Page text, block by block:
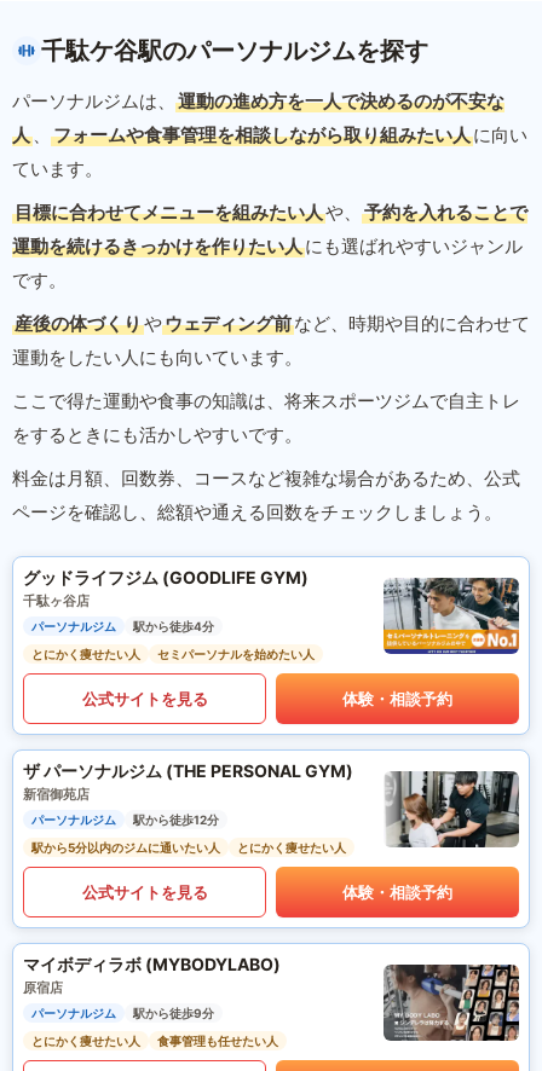
千駄ケ谷駅のパーソナルジムを探す
パーソナルジムは、
運動の進め方を一人で決めるのが不安な
人 、 フォームや食事管理を相談しながら取り組みたい人に向い
ています。
目標に合わせてメニューを組みたい人や、
予約を入れることで
運動を続けるきっかけを作りたい人にも選ばれやすいジャンル
です。
産後の体づくりやウェディング前など、時期や目的に合わせて
運動をしたい人にも向いています。
ここで得た運動や食事の知識は、将来スポーツジムで自主トレ
をするときにも活かしやすいです。
料金は月額、回数券、コースなど複雑な場合があるため、公式
ページを確認し、総額や通える回数をチェックしましょう。
グッドライフジム (GOODLIFE GYM)
千駄ヶ谷店
パーソナルジム
駅から徒歩4分
とにかく痩せたい人
セミパーソナルを始めたい人
公式サイトを見る 体験・相談予約
ザ パーソナルジム (THE PERSONAL GYM)
新宿御苑店
パーソナルジム
駅から徒歩12分
駅から5分以内のジムに通いたい人
とにかく痩せたい人
公式サイトを見る 体験・相談予約
マイボディラボ (MYBODYLABO)
原宿店
パーソナルジム
駅から徒歩9分
とにかく痩せたい人
食事管理も任せたい人